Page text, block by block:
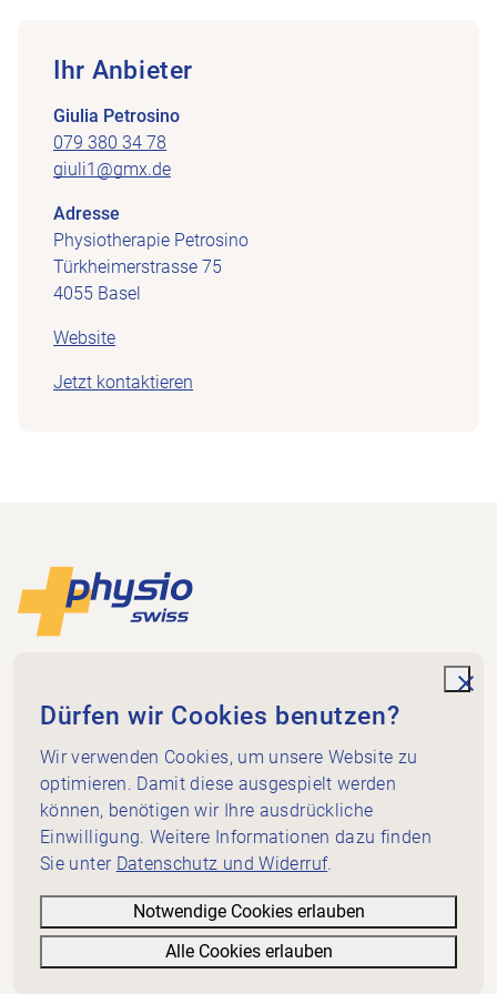
Ihr Anbieter
Giulia Petrosino
079 380 34 78
giuli1@gmx.de
Adresse
Physiotherapie Petrosino
Türkheimerstrasse 75
4055 Basel
Website
Jetzt kontaktieren
Footer
Dammweg 3
3013 Bern
+41 58 255 36 00
info@physioswiss.ch
Social Media
Wichtiges
Wissen
Dienstleistungen
Über Physioswiss
Dürfen wir Cookies benutzen?
Wir verwenden Cookies, um unsere Website zu
optimieren. Damit diese ausgespielt werden
können, benötigen wir Ihre ausdrückliche
Einwilligung. Weitere Informationen dazu finden
Sie unter Datenschutz und Widerruf.
Notwendige Cookies erlauben
Alle Cookies erlauben